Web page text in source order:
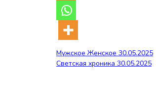
Навигация
Мужское Женское 30.05.2025
Светская хроника 30.05.2025